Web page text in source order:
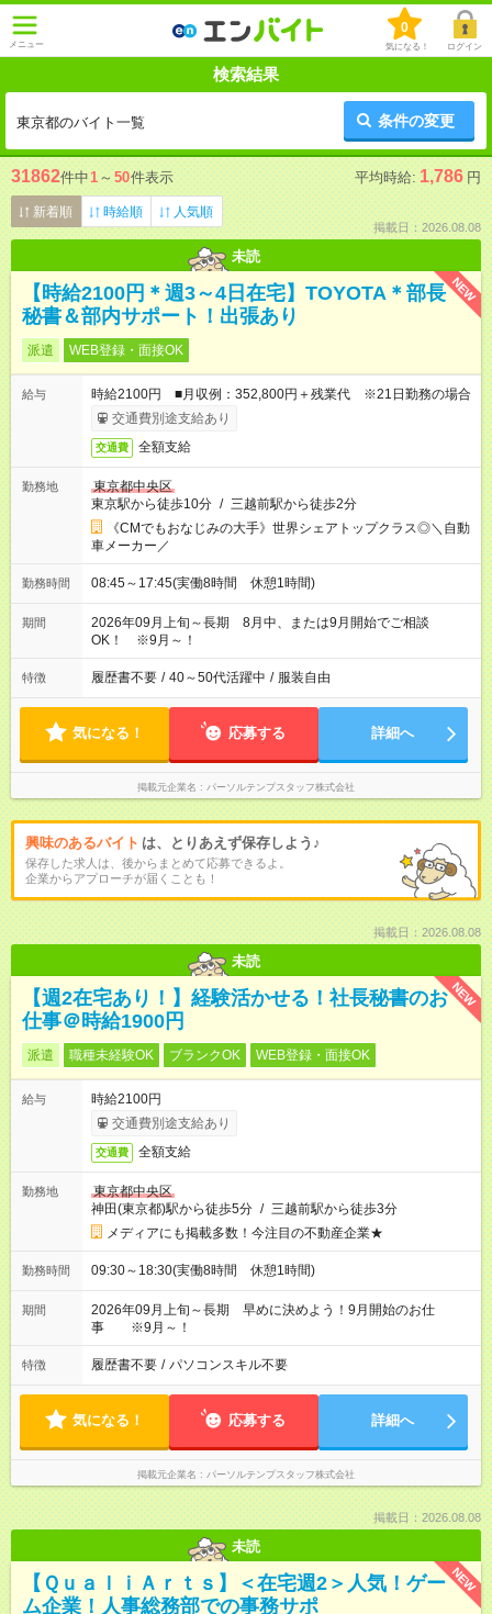
メニュー
0
気になる！ ログイン
検索結果
東京都のバイト一覧 条件の変更
31862件中1 ～ 50件表示 平均時給: 1,786 円
新着順 時給順 人気順
掲載日：2026.08.08
未読
NEW
【時給2100円＊週3～4日在宅】TOYOTA＊部長
秘書＆部内サポート！出張あり
派遣 WEB登録・面接OK
給与
時給2100円 ■月収例：352,800円＋残業代 ※21日勤務の場合
交通費別途支給あり
交通費 全額支給
勤務地
東京都中央区
東京駅から徒歩10分 / 三越前駅から徒歩2分
《CMでもおなじみの大手》世界シェアトップクラス◎＼自動
車メーカー／
勤務時間 08:45～17:45(実働8時間 休憩1時間)
期間
2026年09月上旬～長期 8月中、または9月開始でご相談
OK！ ※9月～！
特徴 履歴書不要 / 40～50代活躍中 / 服装自由
気になる！ 応募する 詳細へ
掲載元企業名 パーソルテンプスタッフ株式会社
興味のあるバイト は、とりあえず保存しよう♪
保存した求人は、後からまとめて応募できるよ。
企業からアプローチが届くことも！
掲載日：2026.08.08
未読
NEW
【週2在宅あり！】経験活かせる！社長秘書のお
仕事＠時給1900円
派遣 職種未経験OK ブランクOK WEB登録・面接OK
給与
時給2100円
交通費別途支給あり
交通費 全額支給
勤務地
東京都中央区
神田(東京都)駅から徒歩5分 / 三越前駅から徒歩3分
メディアにも掲載多数！今注目の不動産企業★
勤務時間 09:30～18:30(実働8時間 休憩1時間)
期間
2026年09月上旬～長期 早めに決めよう！9月開始のお仕
事 ※9月～！
特徴 履歴書不要 / パソコンスキル不要
気になる！ 応募する 詳細へ
掲載元企業名 パーソルテンプスタッフ株式会社
掲載日：2026.08.08
未読
NEW
【ＱｕａｌｉＡｒｔｓ】＜在宅週2＞人気！ゲー
ム企業！人事総務部での事務サポ